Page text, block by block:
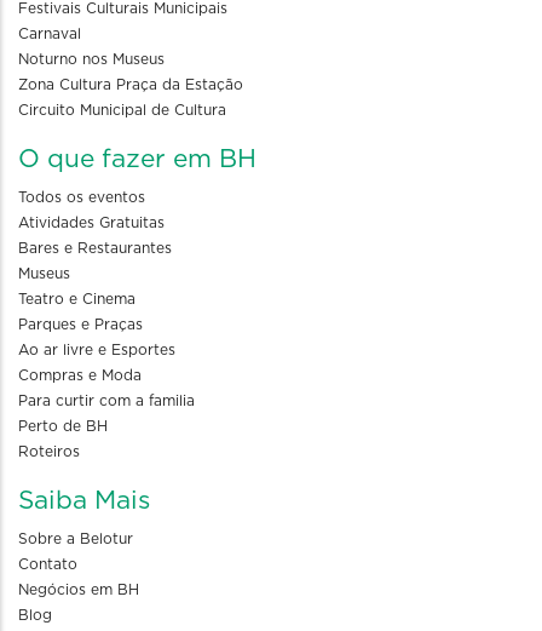
Festivais Culturais Municipais
Carnaval
Noturno nos Museus
Zona Cultura Praça da Estação
Circuito Municipal de Cultura
O que fazer em BH
Todos os eventos
Atividades Gratuitas
Bares e Restaurantes
Museus
Teatro e Cinema
Parques e Praças
Ao ar livre e Esportes
Compras e Moda
Para curtir com a familia
Perto de BH
Roteiros
Saiba Mais
Sobre a Belotur
Contato
Negócios em BH
Blog